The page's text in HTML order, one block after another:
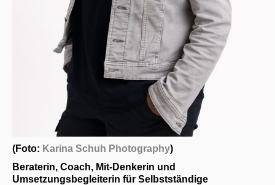
(Foto: Karina Schuh Photography)
Beraterin, Coach, Mit-Denkerin und
Umsetzungsbegleiterin für Selbstständige